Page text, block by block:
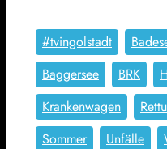
#tvingolstadt
Baggersee
BRK
Krankenwagen
Sommer
Unfälle